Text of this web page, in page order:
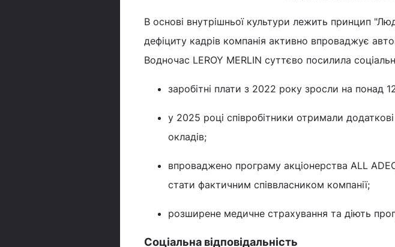
В основі внутрішньої культури лежить принцип
дефіциту кадрів компанія активно впроваджує
Водночас LEROY MERLIN суттєво посилила
заробітні плати з 2022 року зросли на понад
у 2025 році співробітники отримали
окладів;
впроваджено програму акціонерства ALL
стати фактичним співвласником компанії;
розширене медичне страхування та діють
Соціальна відповідальність